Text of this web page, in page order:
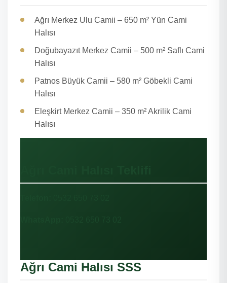
Ağrı Merkez Ulu Camii – 650 m² Yün Cami
Halısı
Doğubayazıt Merkez Camii – 500 m² Saflı Cami
Halısı
Patnos Büyük Camii – 580 m² Göbekli Cami
Halısı
Eleşkirt Merkez Camii – 350 m² Akrilik Cami
Halısı
Ağrı Cami Halısı SSS